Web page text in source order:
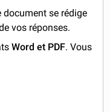
se rédige
vos réponses.
Word et PDF. Vous